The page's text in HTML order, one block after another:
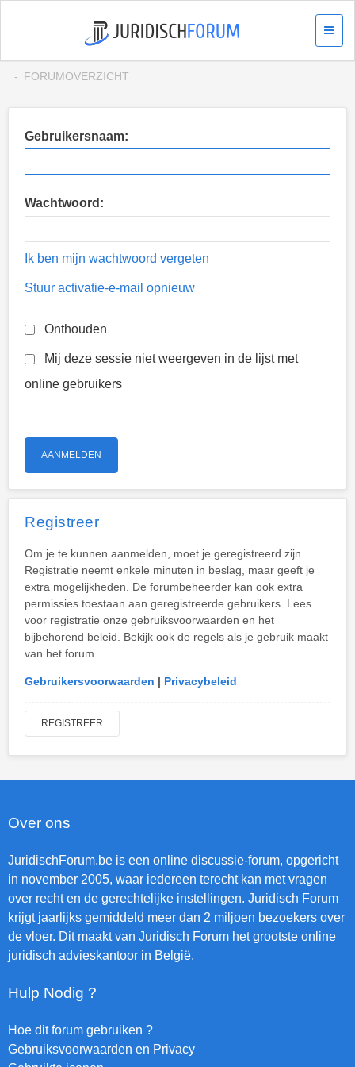
FORUMOVERZICHT
Gebruikersnaam:
Wachtwoord:
Ik ben mijn wachtwoord vergeten
Stuur activatie-e-mail opnieuw
Onthouden
Mij deze sessie niet weergeven in de lijst met
online gebruikers
Registreer
Om je te kunnen aanmelden, moet je geregistreerd zijn.
Registratie neemt enkele minuten in beslag, maar geeft je
extra mogelijkheden. De forumbeheerder kan ook extra
permissies toestaan aan geregistreerde gebruikers. Lees
voor registratie onze gebruiksvoorwaarden en het
bijbehorend beleid. Bekijk ook de regels als je gebruik maakt
van het forum.
Gebruikersvoorwaarden | Privacybeleid
REGISTREER
Over ons
JuridischForum.be is een online discussie-forum, opgericht
in november 2005, waar iedereen terecht kan met vragen
over recht en de gerechtelijke instellingen. Juridisch Forum
krijgt jaarlijks gemiddeld meer dan 2 miljoen bezoekers over
de vloer. Dit maakt van Juridisch Forum het grootste online
juridisch advieskantoor in België.
Hulp Nodig ?
Hoe dit forum gebruiken ?
Gebruiksvoorwaarden en Privacy